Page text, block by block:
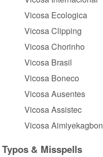
Vicosa Ecologica
Vicosa Clipping
Vicosa Chorinho
Vicosa Brasil
Vicosa Boneco
Vicosa Ausentes
Vicosa Assistec
Vicosa Aimiyekagbon
Typos & Misspells